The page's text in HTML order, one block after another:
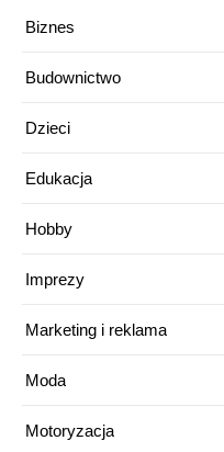
Biznes
Budownictwo
Dzieci
Edukacja
Hobby
Imprezy
Marketing i reklama
Moda
Motoryzacja